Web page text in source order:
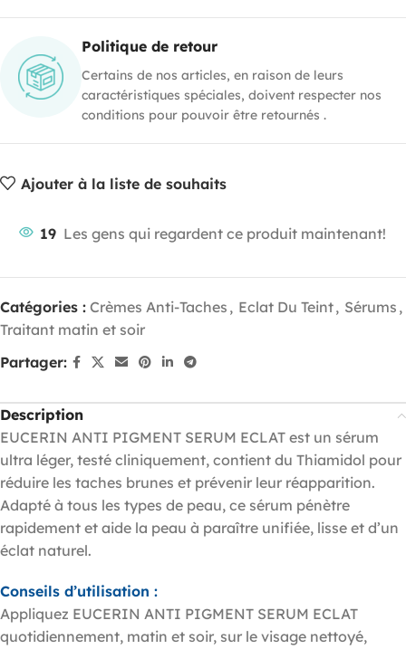
Politique de retour
Certains de nos articles, en raison de leurs
caractéristiques spéciales, doivent respecter nos
conditions pour pouvoir être retournés .
Ajouter à la liste de souhaits
19 Les gens qui regardent ce produit maintenant!
Catégories : Crèmes Anti-Taches , Eclat Du Teint, Sérums ,
Traitant matin et soir
Partager:
Description
EUCERIN ANTI PIGMENT SERUM ECLAT est un sérum
ultra léger, testé cliniquement, contient du Thiamidol pour
réduire les taches brunes et prévenir leur réapparition.
Adapté à tous les types de peau, ce sérum pénètre
rapidement et aide la peau à paraître unifiée, lisse et d’un
éclat naturel.
Conseils d’utilisation :
Appliquez EUCERIN ANTI PIGMENT SERUM ECLAT
quotidiennement, matin et soir, sur le visage nettoyé,